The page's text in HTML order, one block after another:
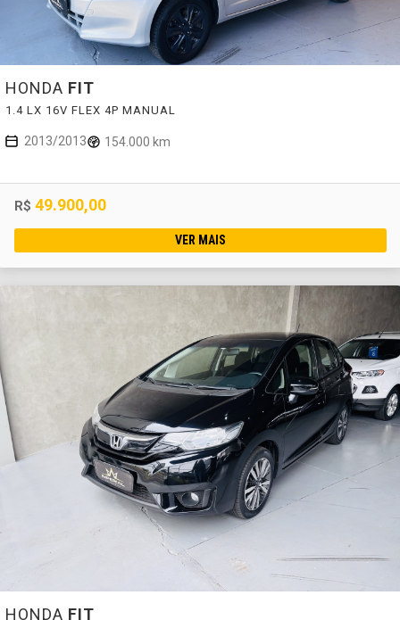
HONDA FIT
1.4 LX 16V FLEX 4P MANUAL
2013/2013 154.000 km
R$ 49.900,00
VER MAIS
HONDA FIT